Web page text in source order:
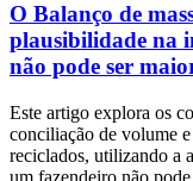
O Balanço de
plausibilidade na
não pode ser
Este artigo explora os
conciliação de volume
reciclados, utilizando a
um fazendeiro não